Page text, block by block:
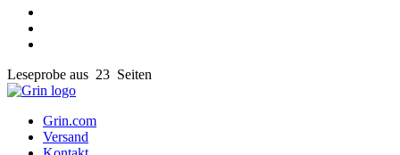
Leseprobe aus 23 Seiten
Grin.com
Versand